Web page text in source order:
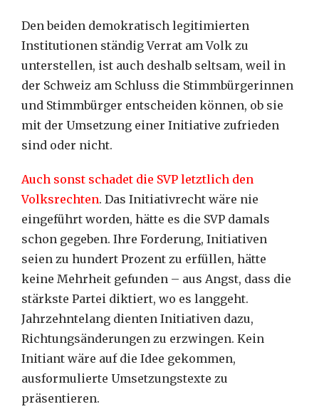
Den beiden demokratisch legitimierten
Institutionen ständig Verrat am Volk zu
unterstellen, ist auch deshalb seltsam, weil in
der Schweiz am Schluss die Stimmbürgerinnen
und Stimmbürger entscheiden können, ob sie
mit der Umsetzung einer Initiative zufrieden
sind oder nicht.
Auch sonst schadet die SVP letztlich den
Volksrechten. Das Initiativrecht wäre nie
eingeführt worden, hätte es die SVP damals
schon gegeben. Ihre Forderung, Initiativen
seien zu hundert Prozent zu erfüllen, hätte
keine Mehrheit gefunden – aus Angst, dass die
stärkste Partei diktiert, wo es langgeht.
Jahrzehntelang dienten Initiativen dazu,
Richtungsänderungen zu erzwingen. Kein
Initiant wäre auf die Idee gekommen,
ausformulierte Umsetzungstexte zu
präsentieren.